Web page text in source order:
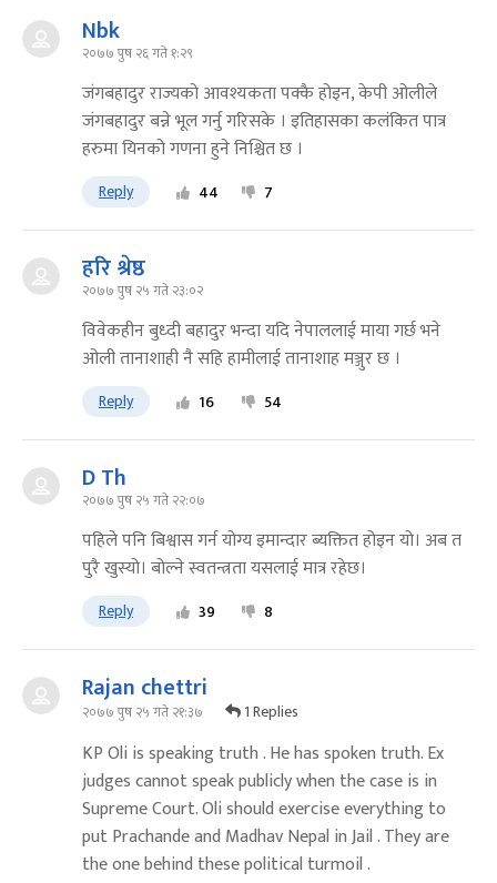
Nbk
२०७७ पुष २६ गते १:२९
जंगबहादुर राज्यको आवश्यकता पक्कै होइन, केपी ओलीले
जंगबहादुर बन्ने भूल गर्नु गरिसके । इतिहासका कलंकित पात्र
हरुमा यिनको गणना हुने निश्चित छ ।
Reply 44 7
हरि श्रेष्ठ
२०७७ पुष २५ गते २३:०२
विवेकहीन बुध्दी बहादुर भन्दा यदि नेपाललाई माया गर्छ भने
ओली तानाशाही नै सहि हामीलाई तानाशाह मञ्जुर छ ।
Reply 16 54
D Th
२०७७ पुष २५ गते २२:०७
पहिले पनि बिश्वास गर्न योग्य इमान्दार ब्यक्तित होइन यो। अब त
पुरै खुस्यो। बोल्ने स्वतन्त्रता यसलाई मात्र रहेछ।
Reply 39 8
Rajan chettri
२०७७ पुष २५ गते २१:३७ 1 Replies
KP Oli is speaking truth . He has spoken truth. Ex
judges cannot speak publicly when the case is in
Supreme Court. Oli should exercise everything to
put Prachande and Madhav Nepal in Jail . They are
the one behind these political turmoil .